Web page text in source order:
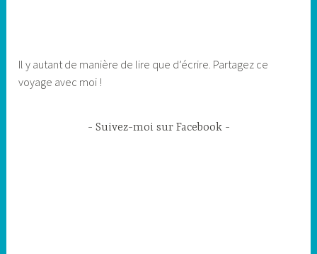
Il y autant de manière de lire que d’écrire. Partagez ce
voyage avec moi !
Suivez-moi sur Facebook